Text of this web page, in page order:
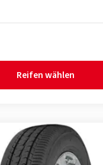
Reifen wählen